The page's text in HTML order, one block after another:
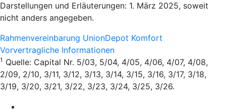
Darstellungen und Erläuterungen: 1. März 2025, soweit
nicht anders angegeben.
Rahmenvereinbarung UnionDepot Komfort
Vorvertragliche Informationen
1 Quelle: Capital Nr. 5/03, 5/04, 4/05, 4/06, 4/07, 4/08,
2/09, 2/10, 3/11, 3/12, 3/13, 3/14, 3/15, 3/16, 3/17, 3/18,
3/19, 3/20, 3/21, 3/22, 3/23, 3/24, 3/25, 3/26.